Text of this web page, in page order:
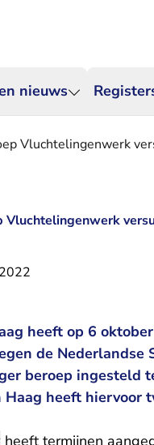
nieuws
Vluchtelingenwerk
Vluchtelingenwerk
heeft op 6
de Nederlandse
beroep ingesteld
heeft hiervoor
heeft termijnen